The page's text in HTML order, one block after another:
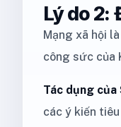
Lý do
Mạng xã hội
công sức của
Tác dụng của
các ý kiến